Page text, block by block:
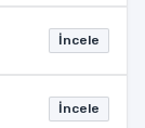
İncele
İncele